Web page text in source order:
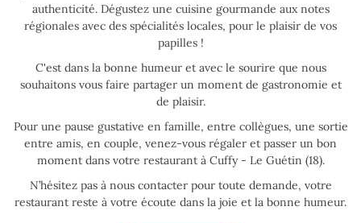
authenticité. Dégustez une cuisine gourmande aux notes
régionales avec des spécialités locales, pour le plaisir de vos
papilles !
C'est dans la bonne humeur et avec le sourire que nous
souhaitons vous faire partager un moment de gastronomie et
de plaisir.
Pour une pause gustative en famille, entre collègues, une sortie
entre amis, en couple, venez-vous régaler et passer un bon
moment dans votre restaurant à Cuffy - Le Guétin (18).
N’hésitez pas à nous contacter pour toute demande, votre
restaurant reste à votre écoute dans la joie et la bonne humeur.